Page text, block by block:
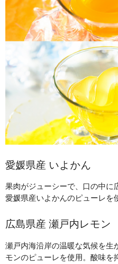
愛媛県産 いよかん
果肉がジューシーで、口の中に
愛媛県産いよかんのピューレを
広島県産 瀬戸内レモン
瀬戸内海沿岸の温暖な気候を生
モンのピューレを使用。酸味を